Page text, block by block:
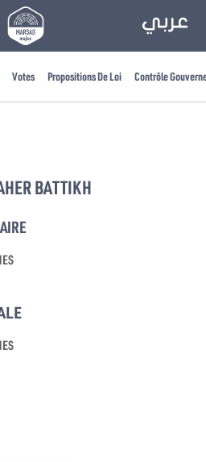
Votes Propositions De Loi Contrôle
BATTIKH